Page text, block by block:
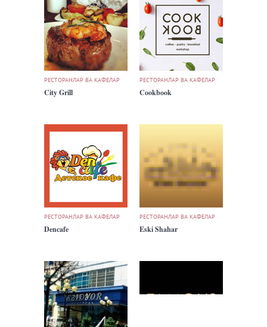
РЕСТОРАНЛАР ВА КАФЕЛАР
City Grill
РЕСТОРАНЛАР ВА КАФЕЛАР
Cookbook
РЕСТОРАНЛАР ВА КАФЕЛАР
Dencafe
РЕСТОРАНЛАР ВА КАФЕЛАР
Eski Shahar